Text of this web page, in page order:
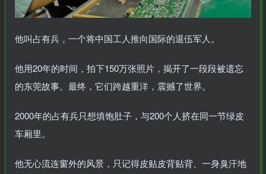
他叫占有兵，一个将中国工人推向国际的退伍军人。
他用20年的时间，拍下150万张照片，揭开了一段段被遗忘
的东莞故事。最终，它们跨越重洋，震撼了世界。
2000年的占有兵只想填饱肚子，与200个人挤在同一节绿皮
车厢里。
他无心流连窗外的风景，只记得皮贴皮背贴背、一身臭汗地